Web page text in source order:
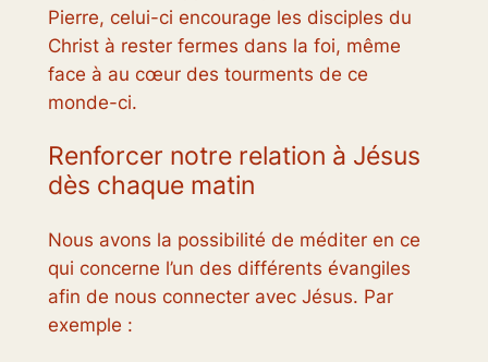
Pierre, celui-ci encourage les disciples du
Christ à rester fermes dans la foi, même
face à au cœur des tourments de ce
monde-ci.
Renforcer notre relation à Jésus
dès chaque matin
Nous avons la possibilité de méditer en ce
qui concerne l’un des différents évangiles
afin de nous connecter avec Jésus. Par
exemple :